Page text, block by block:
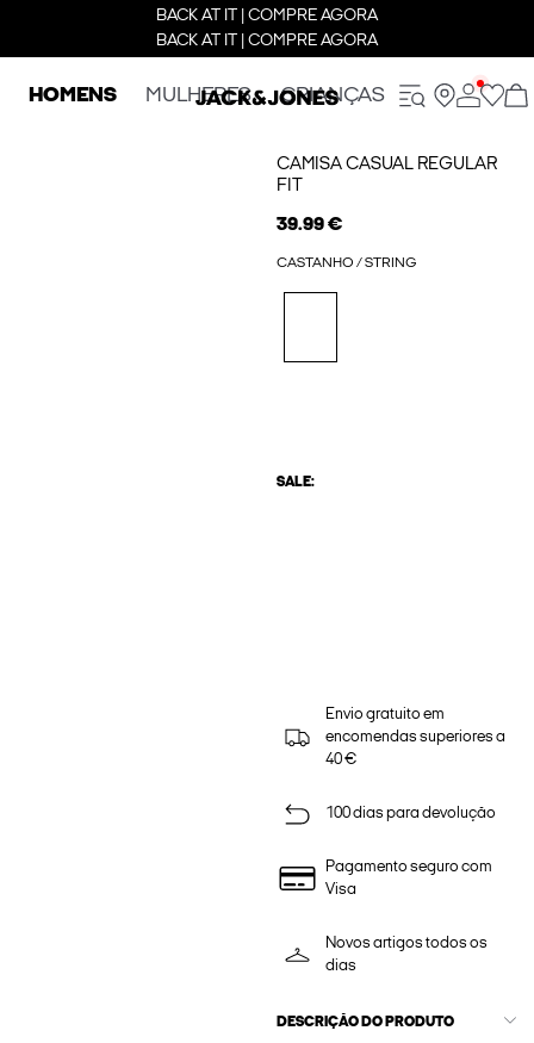
BACK AT IT | COMPRE AGORA
BACK AT IT | COMPRE AGORA
HOMENS MULHERES CRIANÇAS
CAMISA CASUAL REGULAR
FIT
39.99 €
CASTANHO / STRING
SALE:
Envio gratuito em
encomendas superiores a
40 €
100 dias para devolução
Pagamento seguro com
Visa
Novos artigos todos os
dias
DESCRIÇÃO DO PRODUTO